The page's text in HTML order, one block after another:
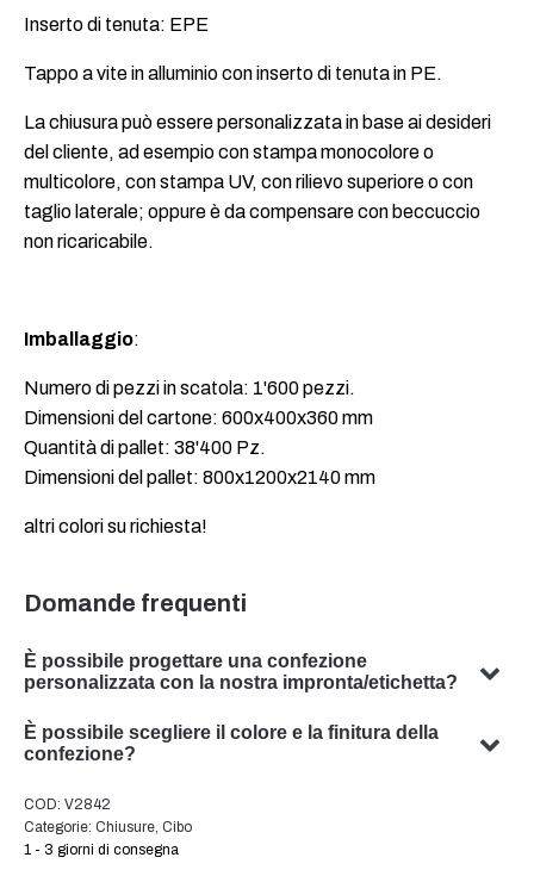
Inserto di tenuta: EPE
Tappo a vite in alluminio con inserto di tenuta in PE.
La chiusura può essere personalizzata in base ai desideri
del cliente, ad esempio con stampa monocolore o
multicolore, con stampa UV, con rilievo superiore o con
taglio laterale; oppure è da compensare con beccuccio
non ricaricabile.
Imballaggio:
Numero di pezzi in scatola: 1'600 pezzi.
Dimensioni del cartone: 600x400x360 mm
Quantità di pallet: 38'400 Pz.
Dimensioni del pallet: 800x1200x2140 mm
altri colori su richiesta!
Domande frequenti
È possibile progettare una confezione
personalizzata con la nostra impronta/etichetta?
vostro soggetto. Il nostro team è specializzato nello
soddisfare le vostre esigenze specifiche.
È possibile scegliere il colore e la finitura della
confezione?
dell'imballaggio. Il nostro team sarà lieto di consigliarvi il
colore e la finitura ottimali per l'imballaggio del vostro
COD: V2842
Categorie: Chiusure, Cibo
1 - 3 giorni di consegna